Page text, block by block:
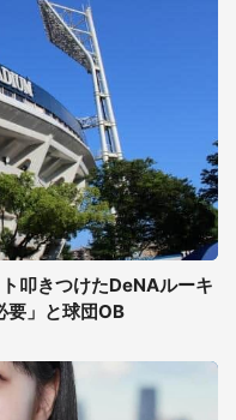
叩きつけたDeNAルーキ
要」と球団OB